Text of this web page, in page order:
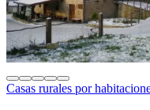
Casas rurales por